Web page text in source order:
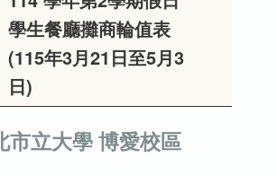
學生餐廳攤商輪值表
(115年3月21日至5月3
日)
市立大學 博愛校區